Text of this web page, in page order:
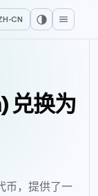
CN
兑换为
币，提供了一